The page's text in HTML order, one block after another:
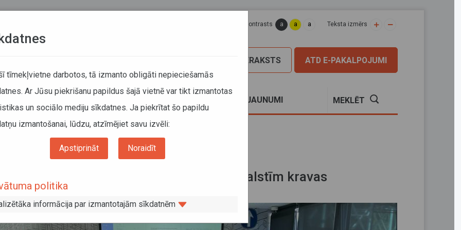
Lapas kontrasts a a a Teksta izmērs
ATD E-PAKALPOJUMI
PIERAKSTS
JAUNUMI MEKLĒT
stiprina sadarbību ar Centrālāzijas valstīm kravas autopārvadājumu jomā
stiprina sadarbību ar Centrālāzijas valstīm kravas
jomā
tīmekļvietne darbotos, tā izmanto obligāti nepieciešamās
Ar Jūsu piekrišanu papildus šajā vietnē var tikt izmantotas
un sociālo mediju sīkdatnes. Ja piekrītat šo papildu
izmantošanai, lūdzu, atzīmējiet savu izvēli:
Apstiprināt Noraidīt
politika
informācija par izmantotajām sīkdatnēm